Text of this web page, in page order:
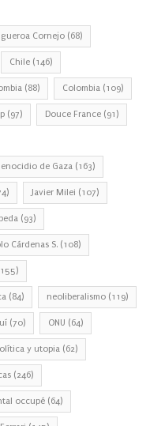
Cornejo (68)
Chile (146)
(88) Colombia (109)
(97) Douce France (91)
de Gaza (163)
Javier Milei (107)
(93)
Cárdenas S. (108)
(84) neoliberalismo (119)
(70) ONU (64)
y utopia (62)
(246)
occupé (64)